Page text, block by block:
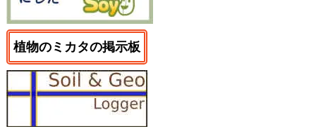
植物のミカタの掲示板